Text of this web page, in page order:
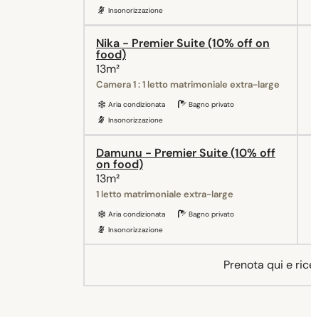
Insonorizzazione
Nika - Premier Suite (10% off on
food)
13m²
Camera 1 : 1 letto matrimoniale extra-large
Aria condizionata
Bagno privato
Insonorizzazione
Damunu - Premier Suite (10% off
on food)
13m²
1 letto matrimoniale extra-large
Aria condizionata
Bagno privato
Insonorizzazione
Prenota qui e